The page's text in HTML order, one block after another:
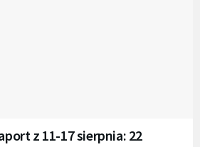
z 11-17 sierpnia: 22